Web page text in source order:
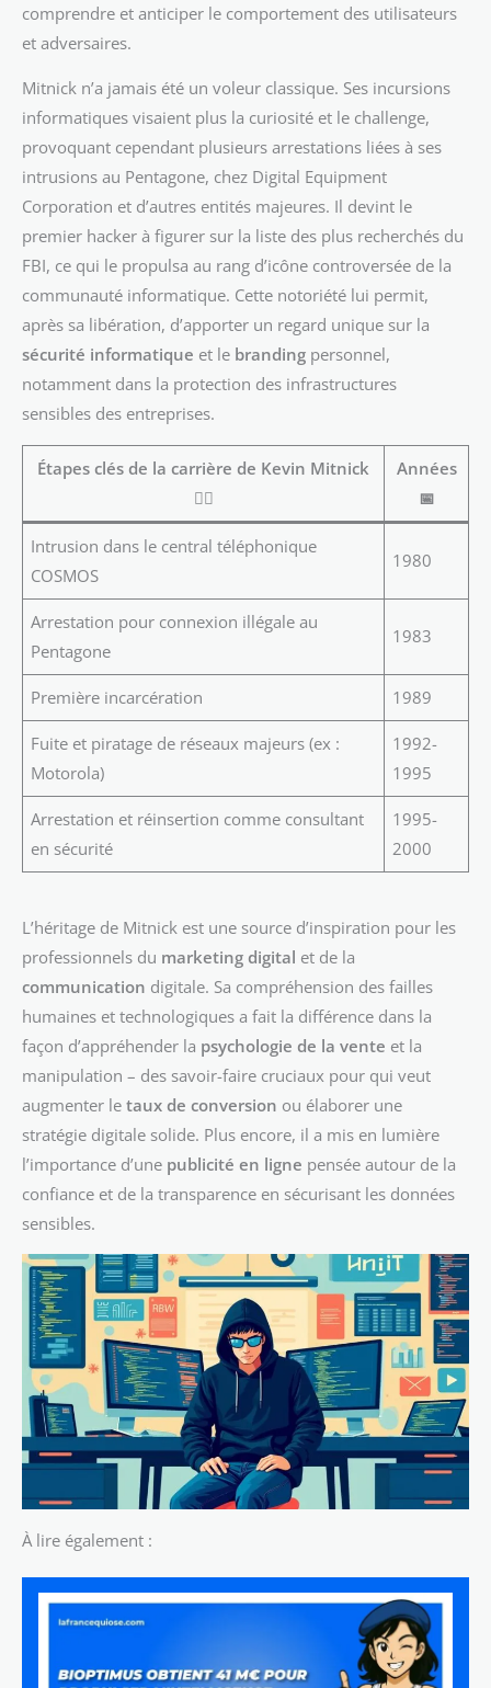
comprendre et anticiper le comportement des utilisateurs
et adversaires.
Mitnick n’a jamais été un voleur classique. Ses incursions
informatiques visaient plus la curiosité et le challenge,
provoquant cependant plusieurs arrestations liées à ses
intrusions au Pentagone, chez Digital Equipment
Corporation et d’autres entités majeures. Il devint le
premier hacker à figurer sur la liste des plus recherchés du
FBI, ce qui le propulsa au rang d’icône controversée de la
communauté informatique. Cette notoriété lui permit,
après sa libération, d’apporter un regard unique sur la
sécurité informatique et le branding personnel,
notamment dans la protection des infrastructures
sensibles des entreprises.
Étapes clés de la carrière de Kevin Mitnick
🕵️‍♂️
Années
📅
Intrusion dans le central téléphonique
COSMOS
1980
Arrestation pour connexion illégale au
Pentagone
1983
Première incarcération 1989
Fuite et piratage de réseaux majeurs (ex :
Motorola)
1992-
1995
Arrestation et réinsertion comme consultant
en sécurité
1995-
2000
L’héritage de Mitnick est une source d’inspiration pour les
professionnels du marketing digital et de la
communication digitale. Sa compréhension des failles
humaines et technologiques a fait la différence dans la
façon d’appréhender la psychologie de la vente et la
manipulation – des savoir-faire cruciaux pour qui veut
augmenter le taux de conversion ou élaborer une
stratégie digitale solide. Plus encore, il a mis en lumière
l’importance d’une publicité en ligne pensée autour de la
confiance et de la transparence en sécurisant les données
sensibles.
À lire également :